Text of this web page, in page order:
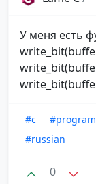
У меня есть
#c
#russian
0